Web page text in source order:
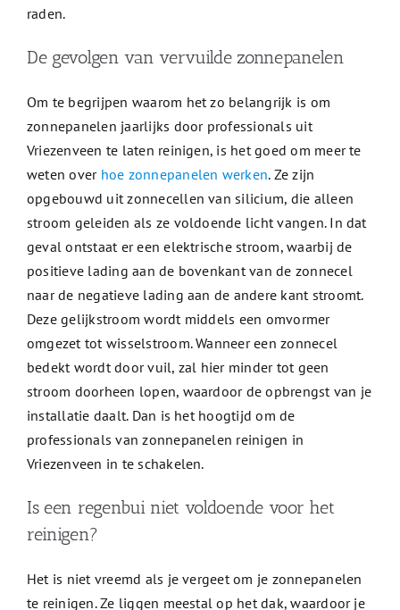
raden.
De gevolgen van vervuilde zonnepanelen
Om te begrijpen waarom het zo belangrijk is om
zonnepanelen jaarlijks door professionals uit
Vriezenveen te laten reinigen, is het goed om meer te
weten over hoe zonnepanelen werken. Ze zijn
opgebouwd uit zonnecellen van silicium, die alleen
stroom geleiden als ze voldoende licht vangen. In dat
geval ontstaat er een elektrische stroom, waarbij de
positieve lading aan de bovenkant van de zonnecel
naar de negatieve lading aan de andere kant stroomt.
Deze gelijkstroom wordt middels een omvormer
omgezet tot wisselstroom. Wanneer een zonnecel
bedekt wordt door vuil, zal hier minder tot geen
stroom doorheen lopen, waardoor de opbrengst van je
installatie daalt. Dan is het hoogtijd om de
professionals van zonnepanelen reinigen in
Vriezenveen in te schakelen.
Is een regenbui niet voldoende voor het
reinigen?
Het is niet vreemd als je vergeet om je zonnepanelen
te reinigen. Ze liggen meestal op het dak, waardoor je